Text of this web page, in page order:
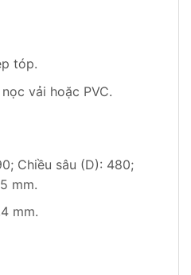
tóp.
vải hoặc PVC.
Chiều sâu (D): 480;
mm.
mm.